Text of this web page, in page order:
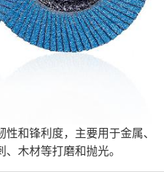
和锋利度，主要用于金属、
木材等打磨和抛光。